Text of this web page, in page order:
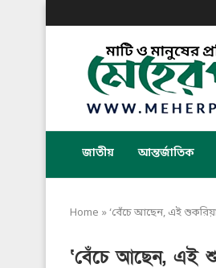
জাতীয় আন্তর্জাতিক
Home »‘বেঁচে আছেন, এই
‘বেঁচে আছেন, এই